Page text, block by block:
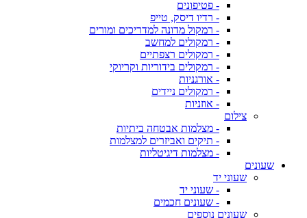
- פטיפונים
- רדיו דיסק, טייפ
- רמקול מדונה למדריכים ומורים
- רמקולים למחשב
- רמקולים רצפתיים
- רמקולים בידוריות וקריוקי
- אורגניות
- רמקולים ניידים
- אוזניות
צילום
- מצלמות אבטחה ביתיות
- תיקים ואביזרים למצלמות
- מצלמות דיגיטליות
שעונים
שעוני יד
- שעוני יד
- שעונים חכמים
שעונים נוספים